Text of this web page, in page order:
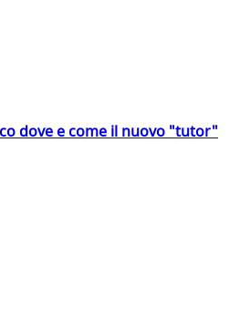
dove e come il nuovo "tutor"